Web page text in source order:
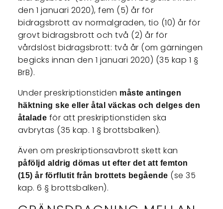
den 1 januari 2020), fem (5) år för
bidragsbrott av normalgraden, tio (10) år för
grovt bidragsbrott och två (2) år för
vårdslöst bidragsbrott: två år (om gärningen
begicks innan den 1 januari 2020) (35 kap 1 §
BrB).
Under preskriptionstiden måste antingen
häktning ske eller åtal väckas och delges den
åtalade för att preskriptionstiden ska
avbrytas (35 kap. 1 § brottsbalken).
Även om preskriptionsavbrott skett kan
påföljd aldrig dömas ut efter det att femton
(15) år förflutit från brottets begående (se 35
kap. 6 § brottsbalken).